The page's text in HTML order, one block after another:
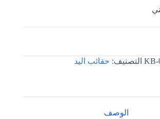
KB- التصنيف: حقائب اليد
الوصف